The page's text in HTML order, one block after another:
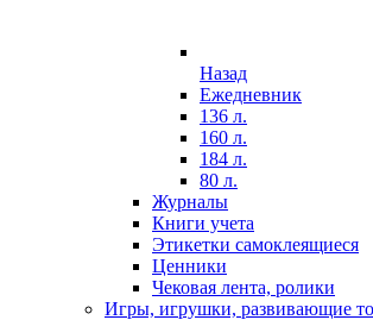
Назад
Ежедневник
136 л.
160 л.
184 л.
80 л.
Журналы
Книги учета
Этикетки самоклеящиеся
Ценники
Чековая лента, ролики
Игры, игрушки, развивающие